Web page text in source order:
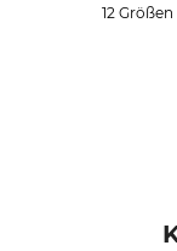
12 Größen